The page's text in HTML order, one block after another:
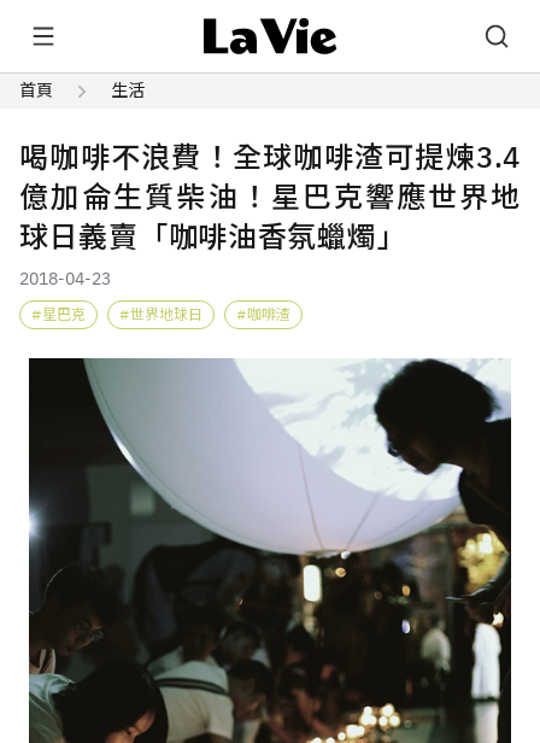
首頁 生活
喝咖啡不浪費！全球咖啡渣可提煉3.4
億加侖生質柴油！星巴克響應世界地
球日義賣「咖啡油香氛蠟燭」
2018-04-23
星巴克 世界地球日 咖啡渣